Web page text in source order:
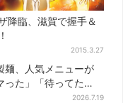
降臨、滋賀で握手＆
2015.3.27
麺、人気メニューが
った」「待ってた
2026.7.19